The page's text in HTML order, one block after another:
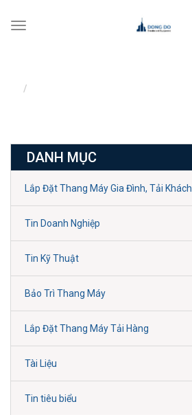
Toggle
DANH MỤC
Lắp Đặt Thang Máy Gia Đình, Tải Khách
Tin Doanh Nghiệp
Tin Kỹ Thuật
Bảo Trì Thang Máy
Lắp Đặt Thang Máy Tải Hàng
Tài Liệu
Tin tiêu biểu